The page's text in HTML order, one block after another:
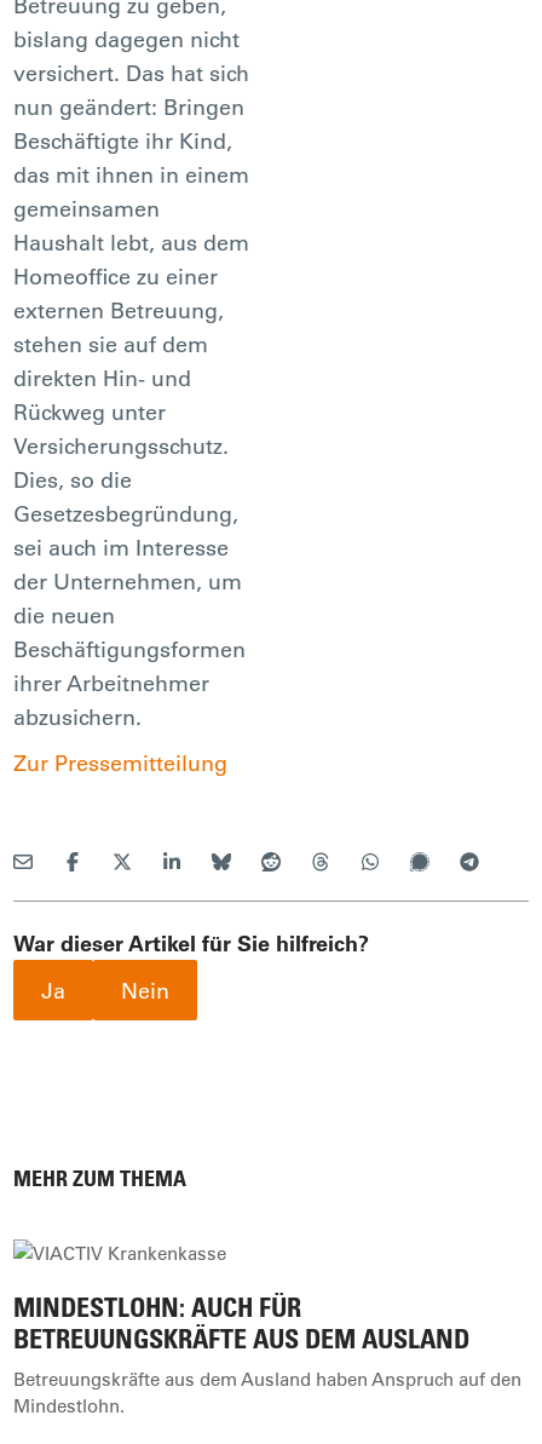
bislang dagegen nicht
versichert. Das hat sich
nun geändert: Bringen
Beschäftigte ihr Kind,
das mit ihnen in einem
gemeinsamen
Haushalt lebt, aus dem
Homeoffice zu einer
externen Betreuung,
stehen sie auf dem
direkten Hin- und
Rückweg unter
Versicherungsschutz.
Dies, so die
Gesetzesbegründung,
sei auch im Interesse
der Unternehmen, um
die neuen
Beschäftigungsformen
ihrer Arbeitnehmer
abzusichern.
Zur Pressemitteilung
War dieser Artikel für Sie hilfreich?
Ja
Nein
MEHR ZUM THEMA
MINDESTLOHN: AUCH FÜR
BETREUUNGSKRÄFTE AUS DEM AUSLAND
Betreuungskräfte aus dem Ausland haben Anspruch auf den
Mindestlohn.